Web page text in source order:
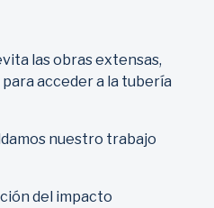
las obras extensas,
acceder a la tubería
nuestro trabajo
del impacto